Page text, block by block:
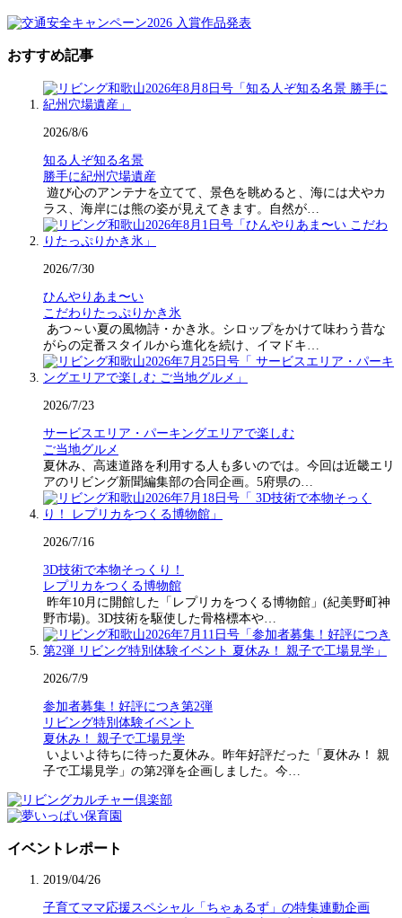
おすすめ記事
2026/8/6
知る人ぞ知る名景
勝手に紀州穴場遺産
遊び心のアンテナを立てて、景色を眺めると、海には犬やカ
ラス、海岸には熊の姿が見えてきます。自然が…
2026/7/30
ひんやりあま〜い
こだわりたっぷりかき氷
あつ～い夏の風物詩・かき氷。シロップをかけて味わう昔な
がらの定番スタイルから進化を続け、イマドキ…
2026/7/23
サービスエリア・パーキングエリアで楽しむ
ご当地グルメ
夏休み、高速道路を利用する人も多いのでは。今回は近畿エリ
アのリビング新聞編集部の合同企画。5府県の…
2026/7/16
3D技術で本物そっくり！
レプリカをつくる博物館
昨年10月に開館した「レプリカをつくる博物館」(紀美野町神
野市場)。3D技術を駆使した骨格標本や…
2026/7/9
参加者募集！好評につき第2弾
リビング特別体験イベント
夏休み！ 親子で工場見学
いよいよ待ちに待った夏休み。昨年好評だった「夏休み！ 親
子で工場見学」の第2弾を企画しました。今…
イベントレポート
2019/04/26
子育てママ応援スペシャル「ちゃぁるず」の特集連動企画